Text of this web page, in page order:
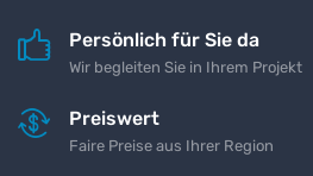
Persönlich für Sie da
Wir begleiten Sie in Ihrem Projekt
Preiswert
Faire Preise aus Ihrer Region